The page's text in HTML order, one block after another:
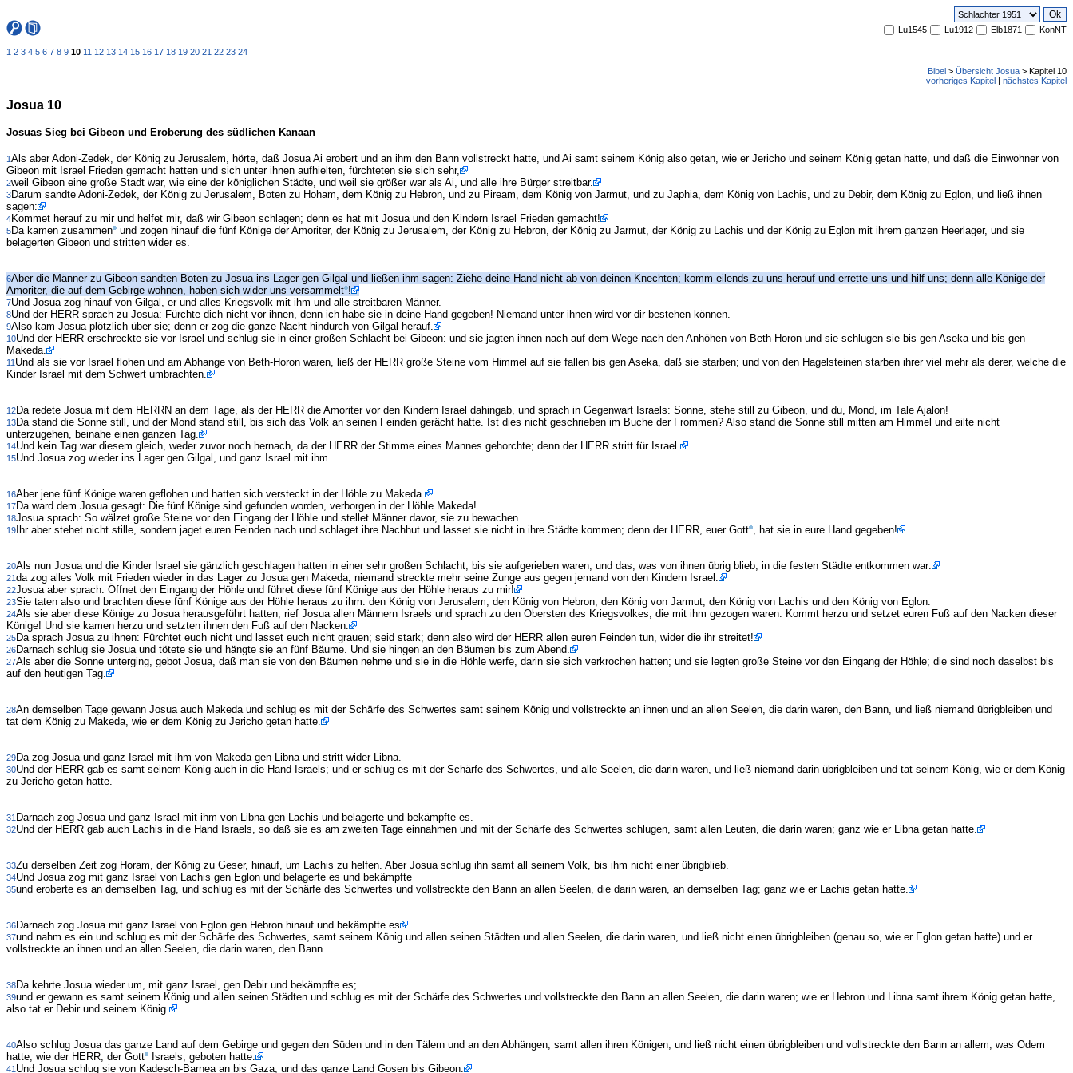
Lu1545 Lu1912 Elb1871 KonNT
1 2 3 4 5 6 7 8 9 10 11 12 13 14 15 16 17 18 19 20 21 22 23 24
Bibel > Übersicht Josua > Kapitel 10
vorheriges Kapitel | nächstes Kapitel
Josua 10
Josuas Sieg bei Gibeon und Eroberung des südlichen Kanaan
1Als aber Adoni-Zedek, der König zu Jerusalem, hörte, daß Josua Ai erobert und an ihm den Bann vollstreckt hatte, und Ai samt seinem König also getan, wie er Jericho und seinem König getan hatte, und daß die Einwohner von
Gibeon mit Israel Frieden gemacht hatten und sich unter ihnen aufhielten, fürchteten sie sich sehr,
2weil Gibeon eine große Stadt war, wie eine der königlichen Städte, und weil sie größer war als Ai, und alle ihre Bürger streitbar.
3Darum sandte Adoni-Zedek, der König zu Jerusalem, Boten zu Hoham, dem König zu Hebron, und zu Piream, dem König von Jarmut, und zu Japhia, dem König von Lachis, und zu Debir, dem König zu Eglon, und ließ ihnen
sagen:
4Kommet herauf zu mir und helfet mir, daß wir Gibeon schlagen; denn es hat mit Josua und den Kindern Israel Frieden gemacht!
5Da kamen zusammen und zogen hinauf die fünf Könige der Amoriter, der König zu Jerusalem, der König zu Hebron, der König zu Jarmut, der König zu Lachis und der König zu Eglon mit ihrem ganzen Heerlager, und sie
belagerten Gibeon und stritten wider es.
6Aber die Männer zu Gibeon sandten Boten zu Josua ins Lager gen Gilgal und ließen ihm sagen: Ziehe deine Hand nicht ab von deinen Knechten; komm eilends zu uns herauf und errette uns und hilf uns; denn alle Könige der
Amoriter, die auf dem Gebirge wohnen, haben sich wider uns versammelt !
7Und Josua zog hinauf von Gilgal, er und alles Kriegsvolk mit ihm und alle streitbaren Männer.
8Und der HERR sprach zu Josua: Fürchte dich nicht vor ihnen, denn ich habe sie in deine Hand gegeben! Niemand unter ihnen wird vor dir bestehen können.
9Also kam Josua plötzlich über sie; denn er zog die ganze Nacht hindurch von Gilgal herauf.
10Und der HERR erschreckte sie vor Israel und schlug sie in einer großen Schlacht bei Gibeon: und sie jagten ihnen nach auf dem Wege nach den Anhöhen von Beth-Horon und sie schlugen sie bis gen Aseka und bis gen
Makeda.
11 Und als sie vor Israel flohen und am Abhange von Beth-Horon waren, ließ der HERR große Steine vom Himmel auf sie fallen bis gen Aseka, daß sie starben; und von den Hagelsteinen starben ihrer viel mehr als derer, welche die
Kinder Israel mit dem Schwert umbrachten.
12Da redete Josua mit dem HERRN an dem Tage, als der HERR die Amoriter vor den Kindern Israel dahingab, und sprach in Gegenwart Israels: Sonne, stehe still zu Gibeon, und du, Mond, im Tale Ajalon!
13Da stand die Sonne still, und der Mond stand still, bis sich das Volk an seinen Feinden gerächt hatte. Ist dies nicht geschrieben im Buche der Frommen? Also stand die Sonne still mitten am Himmel und eilte nicht
unterzugehen, beinahe einen ganzen Tag.
14Und kein Tag war diesem gleich, weder zuvor noch hernach, da der HERR der Stimme eines Mannes gehorchte; denn der HERR stritt für Israel.
15Und Josua zog wieder ins Lager gen Gilgal, und ganz Israel mit ihm.
16Aber jene fünf Könige waren geflohen und hatten sich versteckt in der Höhle zu Makeda.
17Da ward dem Josua gesagt: Die fünf Könige sind gefunden worden, verborgen in der Höhle Makeda!
18Josua sprach: So wälzet große Steine vor den Eingang der Höhle und stellet Männer davor, sie zu bewachen.
19 Ihr aber stehet nicht stille, sondern jaget euren Feinden nach und schlaget ihre Nachhut und lasset sie nicht in ihre Städte kommen; denn der HERR, euer Gott , hat sie in eure Hand gegeben!
20Als nun Josua und die Kinder Israel sie gänzlich geschlagen hatten in einer sehr großen Schlacht, bis sie aufgerieben waren, und das, was von ihnen übrig blieb, in die festen Städte entkommen war:
21da zog alles Volk mit Frieden wieder in das Lager zu Josua gen Makeda; niemand streckte mehr seine Zunge aus gegen jemand von den Kindern Israel.
22Josua aber sprach: Öffnet den Eingang der Höhle und führet diese fünf Könige aus der Höhle heraus zu mir!
23Sie taten also und brachten diese fünf Könige aus der Höhle heraus zu ihm: den König von Jerusalem, den König von Hebron, den König von Jarmut, den König von Lachis und den König von Eglon.
24Als sie aber diese Könige zu Josua herausgeführt hatten, rief Josua allen Männern Israels und sprach zu den Obersten des Kriegsvolkes, die mit ihm gezogen waren: Kommt herzu und setzet euren Fuß auf den Nacken dieser
Könige! Und sie kamen herzu und setzten ihnen den Fuß auf den Nacken.
25Da sprach Josua zu ihnen: Fürchtet euch nicht und lasset euch nicht grauen; seid stark; denn also wird der HERR allen euren Feinden tun, wider die ihr streitet!
26Darnach schlug sie Josua und tötete sie und hängte sie an fünf Bäume. Und sie hingen an den Bäumen bis zum Abend.
27Als aber die Sonne unterging, gebot Josua, daß man sie von den Bäumen nehme und sie in die Höhle werfe, darin sie sich verkrochen hatten; und sie legten große Steine vor den Eingang der Höhle; die sind noch daselbst bis
auf den heutigen Tag.
28An demselben Tage gewann Josua auch Makeda und schlug es mit der Schärfe des Schwertes samt seinem König und vollstreckte an ihnen und an allen Seelen, die darin waren, den Bann, und ließ niemand übrigbleiben und
tat dem König zu Makeda, wie er dem König zu Jericho getan hatte.
29Da zog Josua und ganz Israel mit ihm von Makeda gen Libna und stritt wider Libna.
30Und der HERR gab es samt seinem König auch in die Hand Israels; und er schlug es mit der Schärfe des Schwertes, und alle Seelen, die darin waren, und ließ niemand darin übrigbleiben und tat seinem König, wie er dem König
zu Jericho getan hatte.
31 Darnach zog Josua und ganz Israel mit ihm von Libna gen Lachis und belagerte und bekämpfte es.
32Und der HERR gab auch Lachis in die Hand Israels, so daß sie es am zweiten Tage einnahmen und mit der Schärfe des Schwertes schlugen, samt allen Leuten, die darin waren; ganz wie er Libna getan hatte.
33Zu derselben Zeit zog Horam, der König zu Geser, hinauf, um Lachis zu helfen. Aber Josua schlug ihn samt all seinem Volk, bis ihm nicht einer übrigblieb.
34Und Josua zog mit ganz Israel von Lachis gen Eglon und belagerte es und bekämpfte
35und eroberte es an demselben Tag, und schlug es mit der Schärfe des Schwertes und vollstreckte den Bann an allen Seelen, die darin waren, an demselben Tag; ganz wie er Lachis getan hatte.
36Darnach zog Josua mit ganz Israel von Eglon gen Hebron hinauf und bekämpfte es
37und nahm es ein und schlug es mit der Schärfe des Schwertes, samt seinem König und allen seinen Städten und allen Seelen, die darin waren, und ließ nicht einen übrigbleiben (genau so, wie er Eglon getan hatte) und er
vollstreckte an ihnen und an allen Seelen, die darin waren, den Bann.
38Da kehrte Josua wieder um, mit ganz Israel, gen Debir und bekämpfte es;
39und er gewann es samt seinem König und allen seinen Städten und schlug es mit der Schärfe des Schwertes und vollstreckte den Bann an allen Seelen, die darin waren; wie er Hebron und Libna samt ihrem König getan hatte,
also tat er Debir und seinem König.
40Also schlug Josua das ganze Land auf dem Gebirge und gegen den Süden und in den Tälern und an den Abhängen, samt allen ihren Königen, und ließ nicht einen übrigbleiben und vollstreckte den Bann an allem, was Odem
hatte, wie der HERR, der Gott
Israels, geboten hatte.
41 Und Josua schlug sie von Kadesch-Barnea an bis Gaza, und das ganze Land Gosen bis Gibeon.